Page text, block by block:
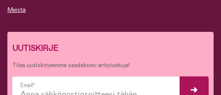
Meistä
UUTISKIRJE
Tilaa uutiskirjeemme saadaksesi erityisetuja!
Email*